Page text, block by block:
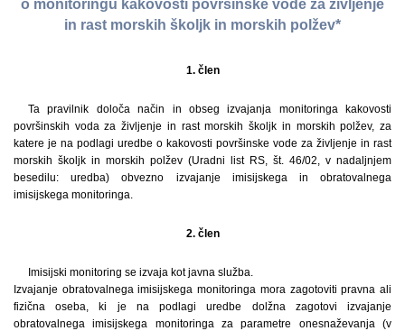
o monitoringu kakovosti površinske vode za življenje
in rast morskih školjk in morskih polžev*
1. člen
Ta pravilnik določa način in obseg izvajanja monitoringa kakovosti
površinskih voda za življenje in rast morskih školjk in morskih polžev, za
katere je na podlagi uredbe o kakovosti površinske vode za življenje in rast
morskih školjk in morskih polžev (Uradni list RS, št. 46/02, v nadaljnjem
besedilu: uredba) obvezno izvajanje imisijskega in obratovalnega
imisijskega monitoringa.
2. člen
Imisijski monitoring se izvaja kot javna služba.
Izvajanje obratovalnega imisijskega monitoringa mora zagotoviti pravna ali
fizična oseba, ki je na podlagi uredbe dolžna zagotovi izvajanje
obratovalnega imisijskega monitoringa za parametre onesnaževanja (v